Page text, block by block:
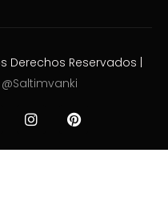
Derechos Reservados |
@Saltimvanki